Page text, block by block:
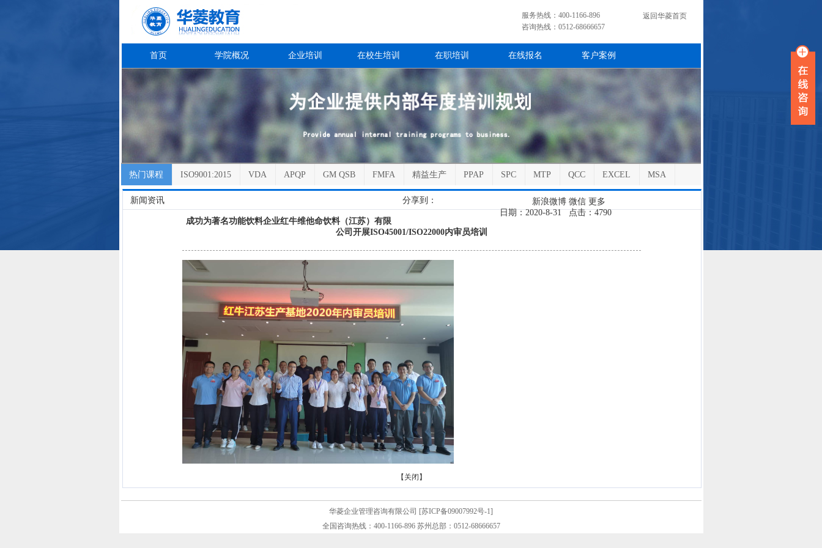
服务热线：400-1166-896
咨询热线：0512-68666657
返回华菱首页
首页 学院概况 企业培训 在校生培训 在职培训 在线报名 客户案例
热门课程 ISO9001:2015 VDA APQP GM QSB FMFA 精益生产 PPAP SPC MTP QCC EXCEL MSA
新闻资讯 分享到： 新浪微博 微信 更多
日期：2020-8-31 点击：4790
成功为著名功能饮料企业红牛维他命饮料（江苏）有限
公司开展ISO45001/ISO22000内审员培训
【关闭】
华菱企业管理咨询有限公司 [苏ICP备09007992号-1]
全国咨询热线：400-1166-896 苏州总部：0512-68666657